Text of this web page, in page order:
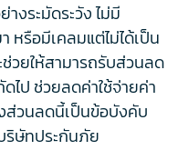
งระมัดระวัง ไม่มี
หรือมีเคลมแต่ไม่ได้เป็น
วยให้สามารถรับส่วนลด
ไป ช่วยลดค่าใช้จ่ายค่า
ส่วนลดนี้เป็นข้อบังคับ
ริษัทประกันภัย